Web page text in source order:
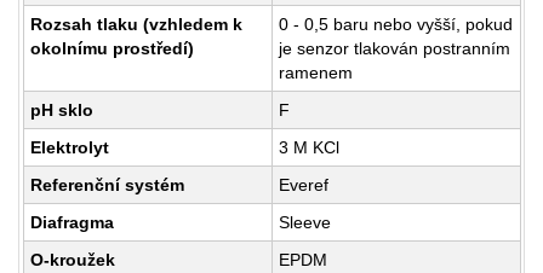
Rozsah tlaku (vzhledem k
okolnímu prostředí)
0 - 0,5 baru nebo vyšší, pokud
je senzor tlakován postranním
ramenem
pH sklo
F
Elektrolyt
3 M KCl
Referenční systém
Everef
Diafragma
Sleeve
O-kroužek
EPDM